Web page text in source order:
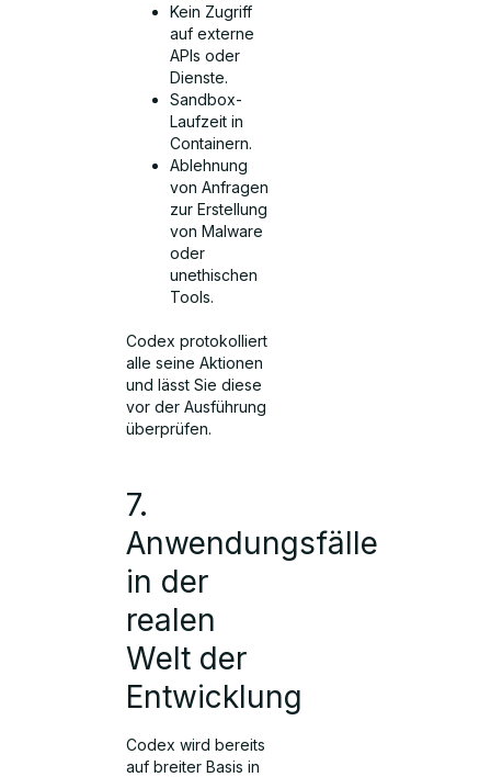
Kein Zugriff
auf externe
APIs oder
Dienste.
Sandbox-
Laufzeit in
Containern.
Ablehnung
von Anfragen
zur Erstellung
von Malware
oder
unethischen
Tools.
Codex protokolliert
alle seine Aktionen
und lässt Sie diese
vor der Ausführung
überprüfen.
7.
Anwendungsfälle
in der
realen
Welt der
Entwicklung
Codex wird bereits
auf breiter Basis in